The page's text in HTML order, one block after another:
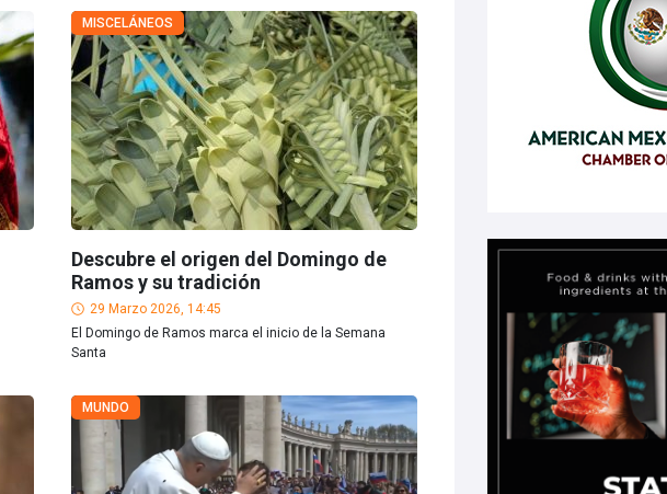
MISCELÁNEOS
Descubre el origen del Domingo de
Ramos y su tradición
29 Marzo 2026, 14:45
El Domingo de Ramos marca el inicio de la Semana
Santa
MUNDO